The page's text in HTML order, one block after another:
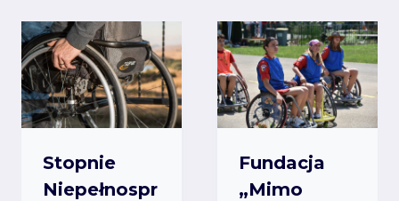
Stopnie
Niepełnospr
Fundacja
„Mimo